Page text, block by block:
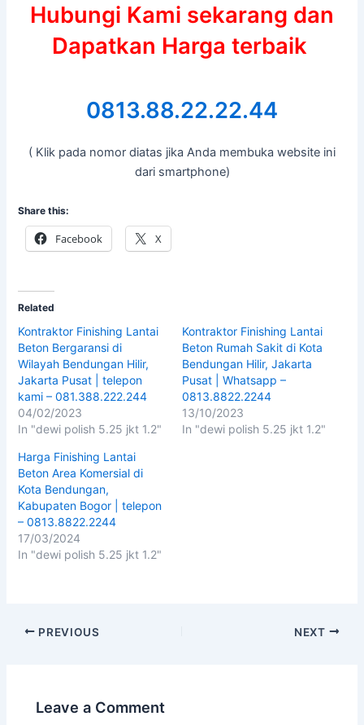
Hubungi Kami sekarang dan
Dapatkan Harga terbaik
0813.88.22.22.44
( Klik pada nomor diatas jika Anda membuka website ini
dari smartphone)
Share this:
Facebook X
Related
Kontraktor Finishing Lantai
Beton Bergaransi di
Wilayah Bendungan Hilir,
Jakarta Pusat | telepon
kami – 081.388.222.244
04/02/2023
In "dewi polish 5.25 jkt 1.2"
Kontraktor Finishing Lantai
Beton Rumah Sakit di Kota
Bendungan Hilir, Jakarta
Pusat | Whatsapp –
0813.8822.2244
13/10/2023
In "dewi polish 5.25 jkt 1.2"
Harga Finishing Lantai
Beton Area Komersial di
Kota Bendungan,
Kabupaten Bogor | telepon
– 0813.8822.2244
17/03/2024
In "dewi polish 5.25 jkt 1.2"
PREVIOUS NEXT
Leave a Comment